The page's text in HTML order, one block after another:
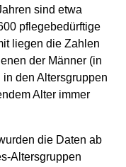
sind etwa
pflegebedürftige
liegen die Zahlen
der Männer (in
den Altersgruppen
Alter immer
die Daten ab
Altersgruppen